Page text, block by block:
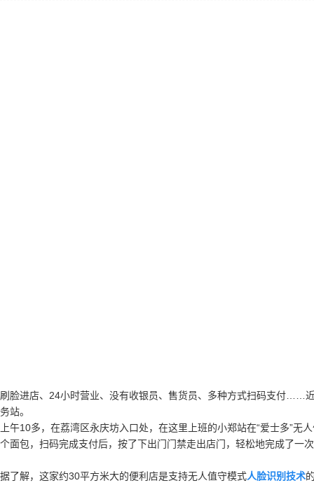
刷脸进店、24小时营业、没有收银员、售货员、多种方式扫码支付……
务站。
上午10多，在荔湾区永庆坊入口处，在这里上班的小郑站在“爱士多”无
个面包，扫码完成支付后，按了下出门门禁走出店门，轻松地完成了一
据了解，这家约30平方米大的便利店是支持无人值守模式人脸识别技术